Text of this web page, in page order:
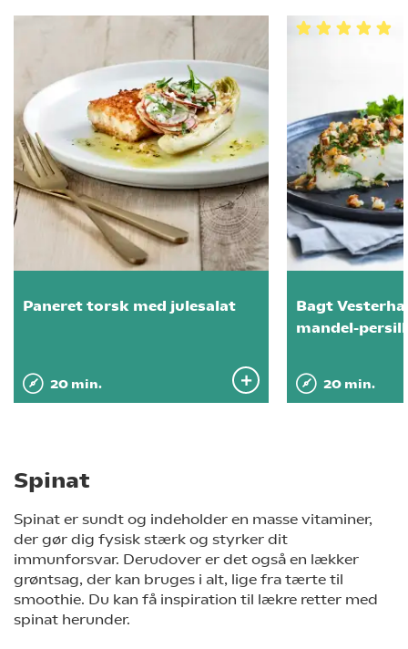
Paneret torsk med julesalat
20 min.
Bagt
mandel-
20 min.
Spinat
Spinat er sundt og indeholder en masse vitaminer,
der gør dig fysisk stærk og styrker dit
immunforsvar. Derudover er det også en lækker
grøntsag, der kan bruges i alt, lige fra tærte til
smoothie. Du kan få inspiration til lækre retter med
spinat herunder.